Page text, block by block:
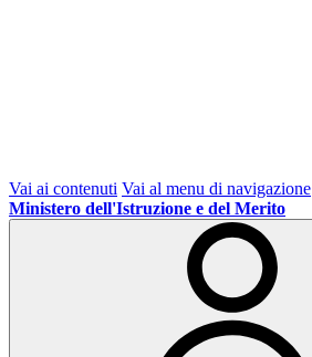
Vai ai contenuti Vai al menu di navigazione
Ministero dell'Istruzione e del Merito